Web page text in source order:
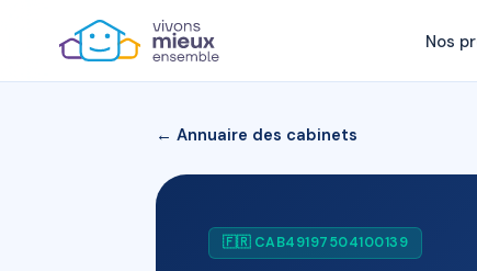
Nos
← Annuaire des cabinets
🇫🇷 CAB49197504100139